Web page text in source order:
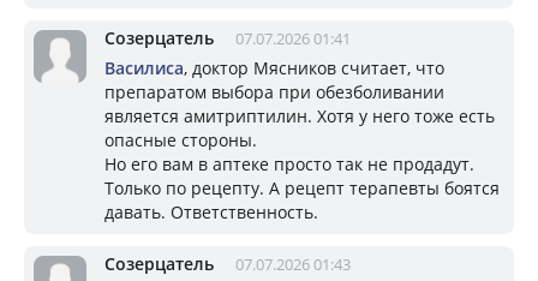
Созерцатель 07.07.2026 01:41
Василиса, доктор Мясников считает, что
препаратом выбора при обезболивании
является амитриптилин. Хотя у него тоже есть
опасные стороны.
Но его вам в аптеке просто так не продадут.
Только по рецепту. А рецепт терапевты боятся
давать. Ответственность.
Созерцатель 07.07.2026 01:43